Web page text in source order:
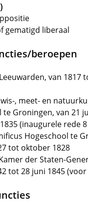
gematigd liberaal
beroepen
van 1817
, meet- en
te Groningen, van 21
(inaugurele rede
Hogeschool te
tot oktober 1828
der Staten-
tot 28 juni 1845